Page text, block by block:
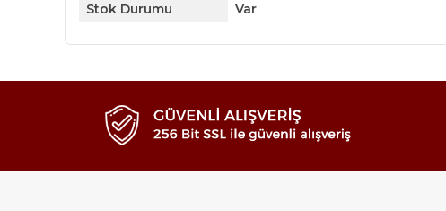
Stok Durumu
Var